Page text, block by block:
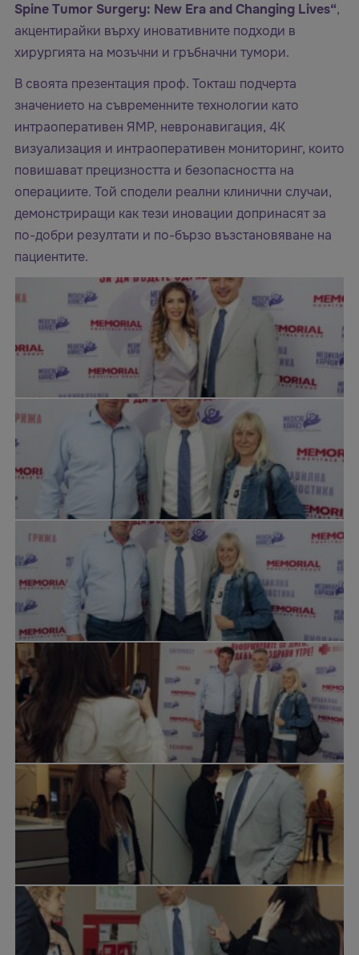
Spine Tumor Surgery: New Era and Changing Lives“,
акцентирайки върху иновативните подходи в
хирургията на мозъчни и гръбначни тумори.
В своята презентация проф. Токташ подчерта
значението на съвременните технологии като
интраоперативен ЯМР, невронавигация, 4K
визуализация и интраоперативен мониторинг, които
повишават прецизността и безопасността на
операциите. Той сподели реални клинични случаи,
демонстриращи как тези иновации допринасят за
по-добри резултати и по-бързо възстановяване на
пациентите.